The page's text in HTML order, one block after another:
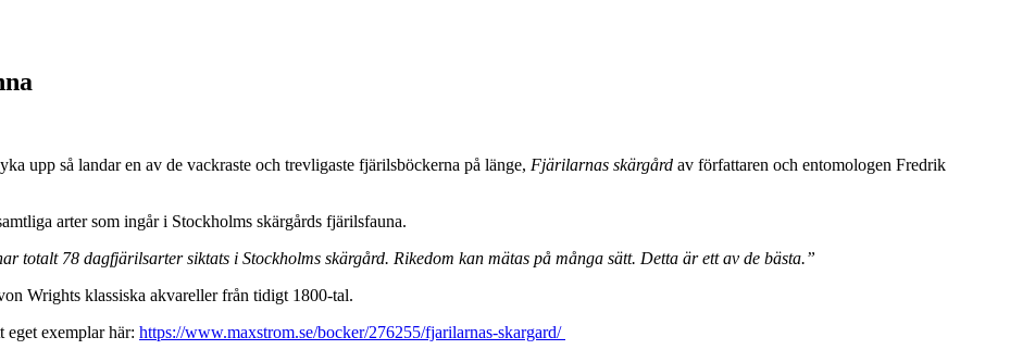
upp så landar en av de vackraste och trevligaste fjärilsböckerna på länge, Fjärilarnas skärgård av författaren och entomologen Fredrik
arter som ingår i Stockholms skärgårds fjärilsfauna.
totalt 78 dagfjärilsarter siktats i Stockholms skärgård. Rikedom kan mätas på många sätt. Detta är ett av de bästa.”
Wrights klassiska akvareller från tidigt 1800-tal.
exemplar här: https://www.maxstrom.se/bocker/276255/fjarilarnas-skargard/